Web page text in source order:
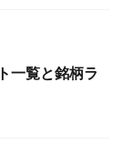
一覧と銘柄ラ